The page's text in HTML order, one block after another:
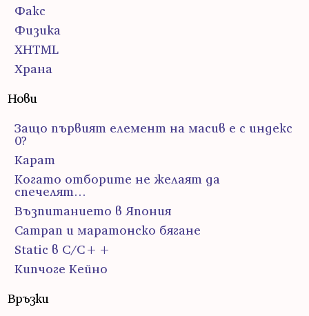
Факс
Физика
ХHTML
Храна
Нови
Защо първият елемент на масив е с индекс
0?
Карат
Когато отборите не желаят да
спечелят…
Възпитанието в Япония
Сатрап и маратонско бягане
Static в C/C++
Кипчоге Кейно
Връзки